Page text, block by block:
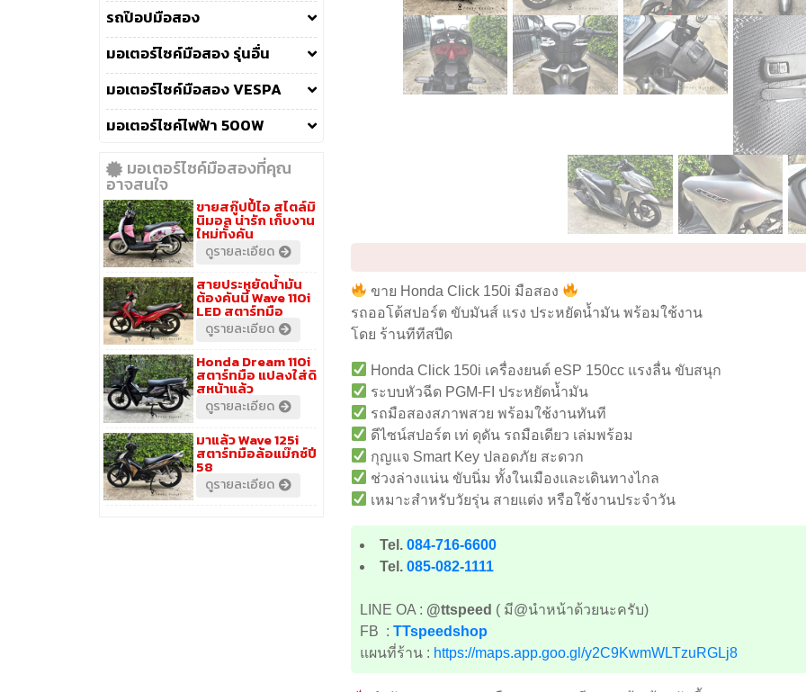
ขาย Honda Click 150i มือสอง
รถออโต้สปอร์ต ขับมันส์ แรง ประหยัดน้ำมัน พร้อมใช้งาน
โดย ร้านทีทีสปีด
Honda Click 150i เครื่องยนต์ eSP 150cc แรงลื่น ขับสนุก
ระบบหัวฉีด PGM-FI ประหยัดน้ำมัน
รถมือสองสภาพสวย พร้อมใช้งานทันที
ดีไซน์สปอร์ต เท่ ดุดัน รถมือเดียว เล่มพร้อม
กุญแจ Smart Key ปลอดภัย สะดวก
ช่วงล่างแน่น ขับนิ่ม ทั้งในเมืองและเดินทางไกล
เหมาะสำหรับวัยรุ่น สายแต่ง หรือใช้งานประจำวัน
Tel. 084-716-6600
Tel. 085-082-1111
LINE OA : @ttspeed ( มี@นำหน้าด้วยนะครับ)
FB : TTspeedshop
แผนที่ร้าน : https://maps.app.goo.gl/y2C9KwmWLTzuRGLj8
รถป๊อปมือสอง
มอเตอร์ไซค์มือสอง รุ่นอื่น
มอเตอร์ไซค์มือสอง VESPA
มอเตอร์ไซค์ไฟฟ้า 500W
มอเตอร์ไซค์มือสองที่คุณ
อาจสนใจ
ขายสกู๊ปปี้ไอ สไตล์มิ
นิมอล น่ารัก เก็บงาน
ใหม่ทั้งคัน
ดูรายละเอียด
สายประหยัดน้ำมัน
ต้องคันนี้ Wave 110i
LED สตาร์ทมือ
ดูรายละเอียด
Honda Dream 110i
สตาร์ทมือ แปลงใส่ดิ
สหน้าแล้ว
ดูรายละเอียด
มาแล้ว Wave 125i
สตาร์ทมือล้อแม๊กซ์ปี
58
ดูรายละเอียด